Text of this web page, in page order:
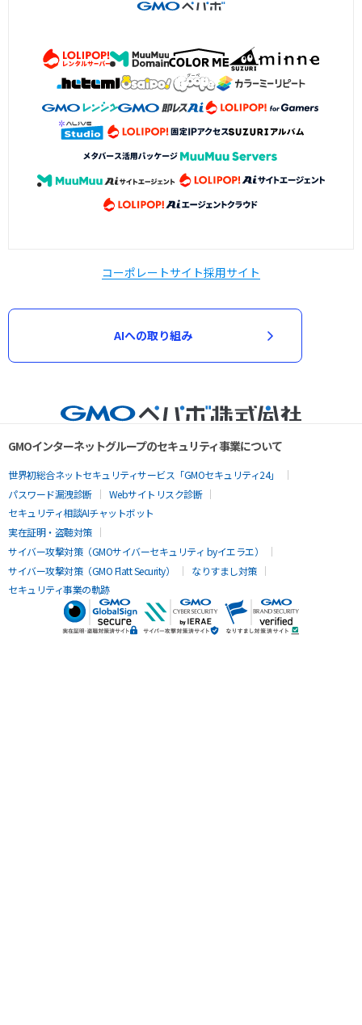
コーポレートサイト採用サイト
AIへの取り組み
GMOインターネットグループのセキュリティ事業について
世界初総合ネットセキュリティサービス「GMOセキュリティ24」
パスワード漏洩診断
Webサイトリスク診断
セキュリティ相談AIチャットボット
実在証明・盗聴対策
サイバー攻撃対策（GMOサイバーセキュリティ byイエラエ）
サイバー攻撃対策（GMO Flatt Security）
なりすまし対策
セキュリティ事業の軌跡